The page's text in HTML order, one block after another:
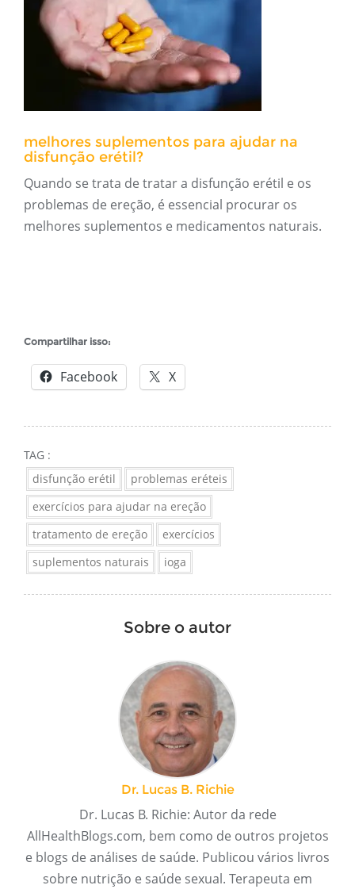
melhores suplementos para ajudar na
disfunção erétil?
Quando se trata de tratar a disfunção erétil e os
problemas de ereção, é essencial procurar os
melhores suplementos e medicamentos naturais.
Compartilhar isso:
Facebook X
TAG :
disfunção erétil
problemas eréteis
exercícios para ajudar na ereção
tratamento de ereção
exercícios
suplementos naturais
ioga
Sobre o autor
Dr. Lucas B. Richie
Dr. Lucas B. Richie: Autor da rede
AllHealthBlogs.com, bem como de outros projetos
e blogs de análises de saúde. Publicou vários livros
sobre nutrição e saúde sexual. Terapeuta em